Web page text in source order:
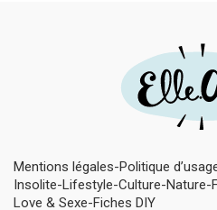
Mentions légales Politique
Insolite Lifestyle Culture Nature
Love & Sexe Fiches DIY